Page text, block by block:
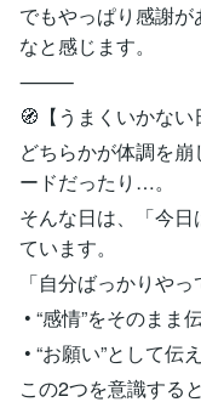
でもやっぱり感謝
なと感じます。
⸻
🧭【うまくいかない
どちらかが体調を
ードだったり…。
そんな日は、「今
ています。
「自分ばっかりや
• “感情”をそのまま
• “お願い”として伝
この2つを意識する